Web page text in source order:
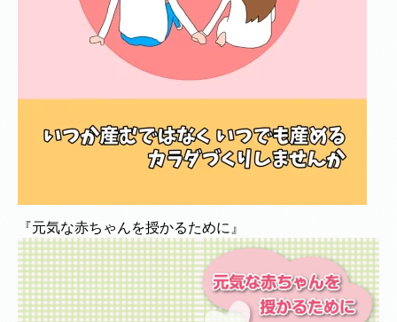
『元気な赤ちゃんを授かるために』